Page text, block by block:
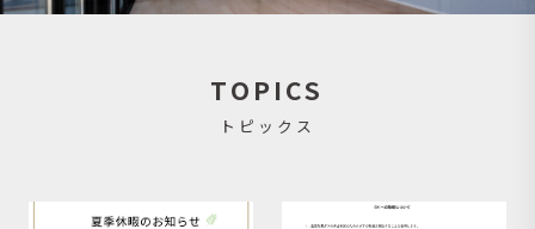
TOPICS
トピックス